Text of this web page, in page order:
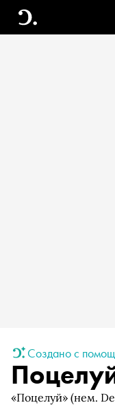
Создано с
«Поцелуй» (нем.